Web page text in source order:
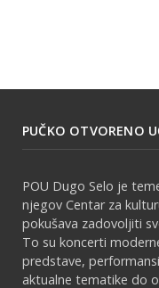
PUČKO OTVORENO
POU Dugo Selo je
njegov Centar za
pokušava zadovoljiti
To su koncerti
predstave,
aktualne tematike do